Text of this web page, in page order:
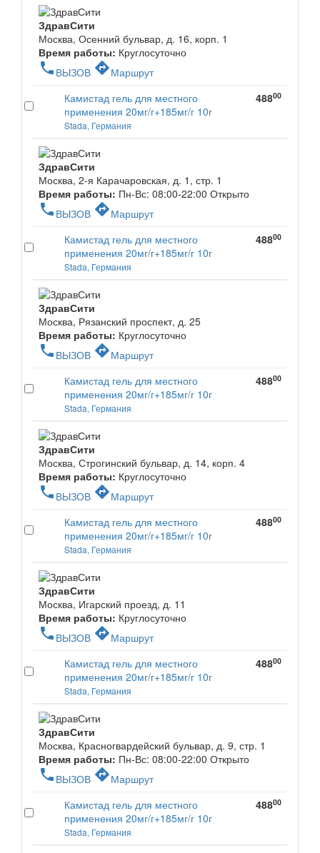
ЗдравСити
Москва, Осенний бульвар, д. 16, корп. 1
Время работы: Круглосуточно
phone ВЫЗОВ directionsМаршрут
Камистад гель для местного
применения 20мг/г+185мг/г 10г
Stada, Германия
48800
ЗдравСити
Москва, 2-я Карачаровская, д. 1, стр. 1
Время работы: Пн-Вс: 08:00-22:00 Открыто
phone ВЫЗОВ directionsМаршрут
Камистад гель для местного
применения 20мг/г+185мг/г 10г
Stada, Германия
48800
ЗдравСити
Москва, Рязанский проспект, д. 25
Время работы: Круглосуточно
phone ВЫЗОВ directionsМаршрут
Камистад гель для местного
применения 20мг/г+185мг/г 10г
Stada, Германия
48800
ЗдравСити
Москва, Строгинский бульвар, д. 14, корп. 4
Время работы: Круглосуточно
phone ВЫЗОВ directionsМаршрут
Камистад гель для местного
применения 20мг/г+185мг/г 10г
Stada, Германия
48800
ЗдравСити
Москва, Игарский проезд, д. 11
Время работы: Круглосуточно
phone ВЫЗОВ directionsМаршрут
Камистад гель для местного
применения 20мг/г+185мг/г 10г
Stada, Германия
48800
ЗдравСити
Москва, Красногвардейский бульвар, д. 9, стр. 1
Время работы: Пн-Вс: 08:00-22:00 Открыто
phone ВЫЗОВ directionsМаршрут
Камистад гель для местного
применения 20мг/г+185мг/г 10г
Stada, Германия
48800